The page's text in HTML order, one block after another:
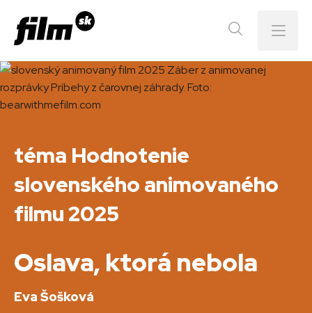
Menu
téma Hodnotenie
slovenského animovaného
filmu 2025
Oslava, ktorá nebola
Eva Šošková